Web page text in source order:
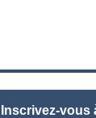
Inscrivez-vous